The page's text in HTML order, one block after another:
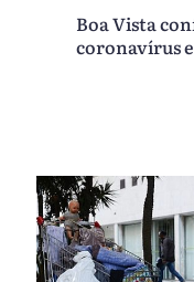
Boa Vista
coronavírus